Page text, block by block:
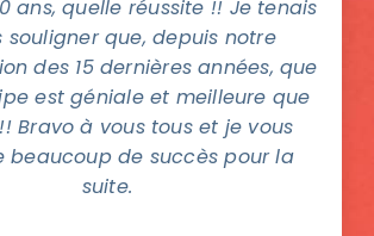
ans, quelle réussite !! Je tenais
souligner que, depuis notre
des 15 dernières années, que
est géniale et meilleure que
Bravo à vous tous et je vous
beaucoup de succès pour la
suite.